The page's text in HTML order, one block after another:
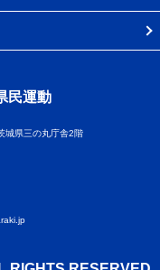
民運動
城県三の丸庁舎2階